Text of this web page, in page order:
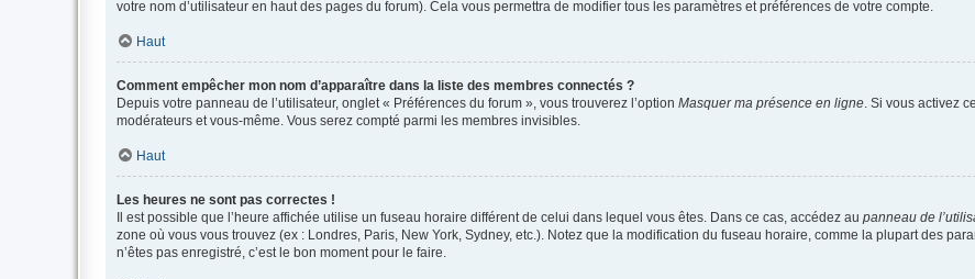
votre nom d’utilisateur en haut des pages du forum). Cela vous permettra de modifier tous les paramètres et préférences de votre compte.
Haut
Comment empêcher mon nom d’apparaître dans la liste des membres connectés ?
Depuis votre panneau de l’utilisateur, onglet « Préférences du forum », vous trouverez l’option Masquer ma présence en ligne. Si vous activez
modérateurs et vous-même. Vous serez compté parmi les membres invisibles.
Haut
Les heures ne sont pas correctes !
Il est possible que l’heure affichée utilise un fuseau horaire différent de celui dans lequel vous êtes. Dans ce cas, accédez au panneau de
zone où vous vous trouvez (ex : Londres, Paris, New York, Sydney, etc.). Notez que la modification du fuseau horaire, comme la plupart des
n’êtes pas enregistré, c’est le bon moment pour le faire.